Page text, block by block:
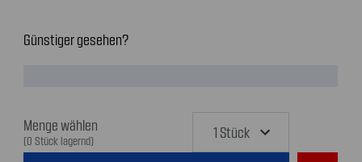
Günstiger gesehen?
Menge wählen
(0 Stück lagernd)